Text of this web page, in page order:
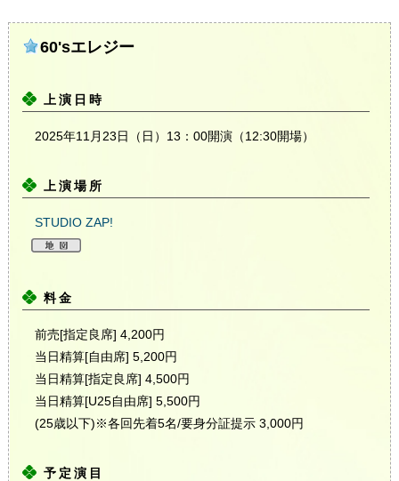
60'sエレジー
上演日時
2025年11月23日（日）13：00開演（12:30開場）
上演場所
STUDIO ZAP!
料金
前売[指定良席] 4,200円
当日精算[自由席] 5,200円
当日精算[指定良席] 4,500円
当日精算[U25自由席] 5,500円
(25歳以下)※各回先着5名/要身分証提示 3,000円
予定演目